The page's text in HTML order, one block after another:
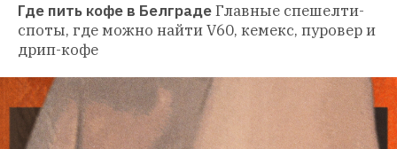
Где пить кофе в БелградеГлавные спешелти-
споты, где можно найти V60, кемекс, пуровер и
дрип-кофе